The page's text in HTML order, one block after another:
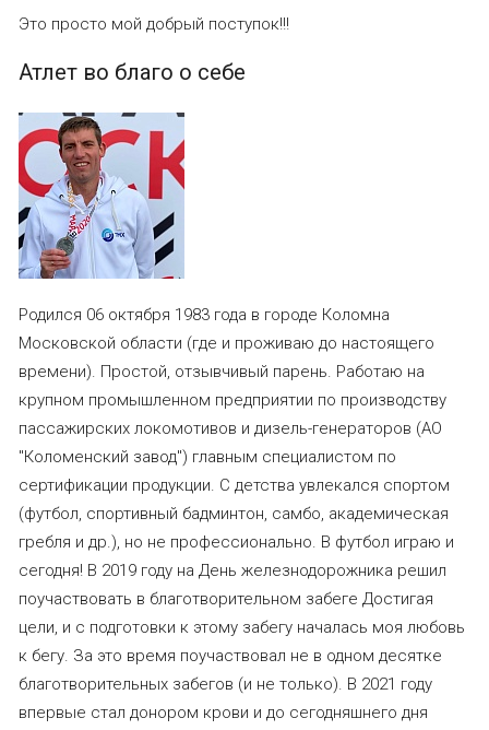
Это просто мой добрый поступок!!!
Атлет во благо о себе
Родился 06 октября 1983 года в городе Коломна
Московской области (где и проживаю до настоящего
времени). Простой, отзывчивый парень. Работаю на
крупном промышленном предприятии по производству
пассажирских локомотивов и дизель-генераторов (АО
"Коломенский завод") главным специалистом по
сертификации продукции. С детства увлекался спортом
(футбол, спортивный бадминтон, самбо, академическая
гребля и др.), но не профессионально. В футбол играю и
сегодня! В 2019 году на День железнодорожника решил
поучаствовать в благотворительном забеге Достигая
цели, и с подготовки к этому забегу началась моя любовь
к бегу. За это время поучаствовал не в одном десятке
благотворительных забегов (и не только). В 2021 году
впервые стал донором крови и до сегодняшнего дня